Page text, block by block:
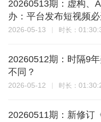
20260513期：虚构、
办：平台发布短视频
2026-05-13 时长：
20260512期：时隔9
不同？
2026-05-12 时长：
20260511期：新修订